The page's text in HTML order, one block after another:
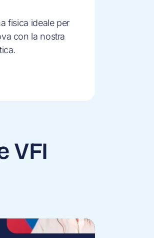
fisica ideale per
con la nostra
VFI